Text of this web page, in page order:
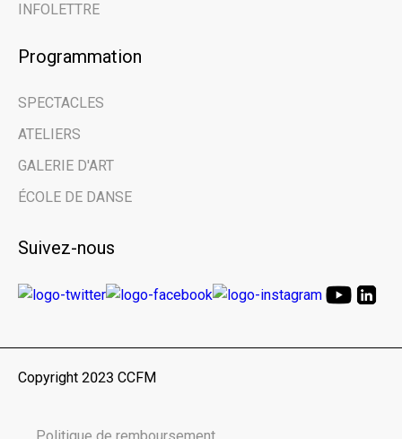
INFOLETTRE
Programmation
SPECTACLES
ATELIERS
GALERIE D'ART
ÉCOLE DE DANSE
Suivez-nous
Copyright 2023 CCFM